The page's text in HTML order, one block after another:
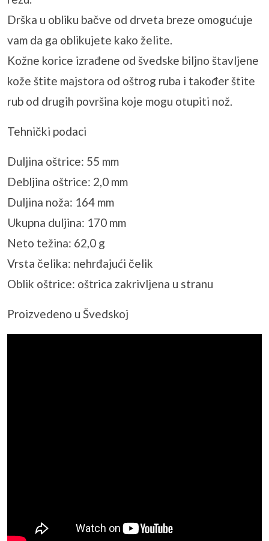
Drška u obliku bačve od drveta breze omogućuje
vam da ga oblikujete kako želite.
Kožne korice izrađene od švedske biljno štavljene
kože štite majstora od oštrog ruba i također štite
rub od drugih površina koje mogu otupiti nož.
Tehnički podaci
Duljina oštrice: 55 mm
Debljina oštrice: 2,0 mm
Duljina noža: 164 mm
Ukupna duljina: 170 mm
Neto težina: 62,0 g
Vrsta čelika: nehrđajući čelik
Oblik oštrice: oštrica zakrivljena u stranu
Proizvedeno u Švedskoj